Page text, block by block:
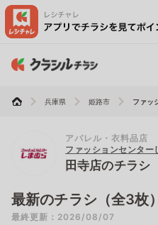
兵庫県 姫路市 ファッ
アパレル・衣料品店
ファッションセンター
田寺店のチラシ
最新のチラシ（全3枚）
最終更新：2026/08/07